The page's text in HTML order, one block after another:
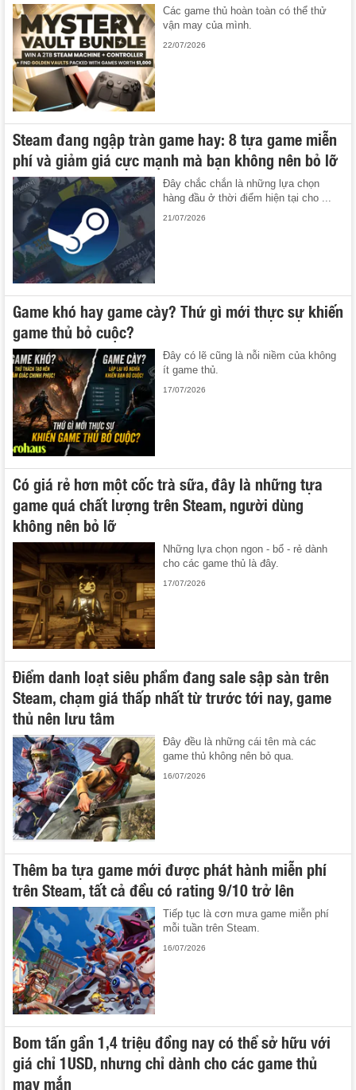
Các game thủ hoàn toàn có thể thử
vận may của mình.
22/07/2026
Steam đang ngập tràn game hay: 8 tựa game miễn
phí và giảm giá cực mạnh mà bạn không nên bỏ lỡ
Đây chắc chắn là những lựa chọn
hàng đầu ở thời điểm hiện tại cho ...
21/07/2026
Game khó hay game cày? Thứ gì mới thực sự khiến
game thủ bỏ cuộc?
Đây có lẽ cũng là nỗi niềm của không
ít game thủ.
17/07/2026
Có giá rẻ hơn một cốc trà sữa, đây là những tựa
game quá chất lượng trên Steam, người dùng
không nên bỏ lỡ
Những lựa chọn ngon - bổ - rẻ dành
cho các game thủ là đây.
17/07/2026
Điểm danh loạt siêu phẩm đang sale sập sàn trên
Steam, chạm giá thấp nhất từ trước tới nay, game
thủ nên lưu tâm
Đây đều là những cái tên mà các
game thủ không nên bỏ qua.
16/07/2026
Thêm ba tựa game mới được phát hành miễn phí
trên Steam, tất cả đều có rating 9/10 trở lên
Tiếp tục là cơn mưa game miễn phí
mỗi tuần trên Steam.
16/07/2026
Bom tấn gần 1,4 triệu đồng nay có thể sở hữu với
giá chỉ 1USD, nhưng chỉ dành cho các game thủ
may mắn